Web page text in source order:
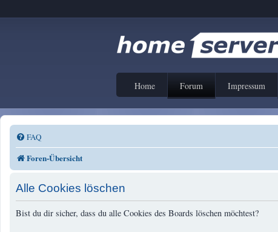
Home Forum Impressum
FAQ
Foren-Übersicht
Alle Cookies löschen
Bist du dir sicher, dass du alle Cookies des Boards löschen möchtest?